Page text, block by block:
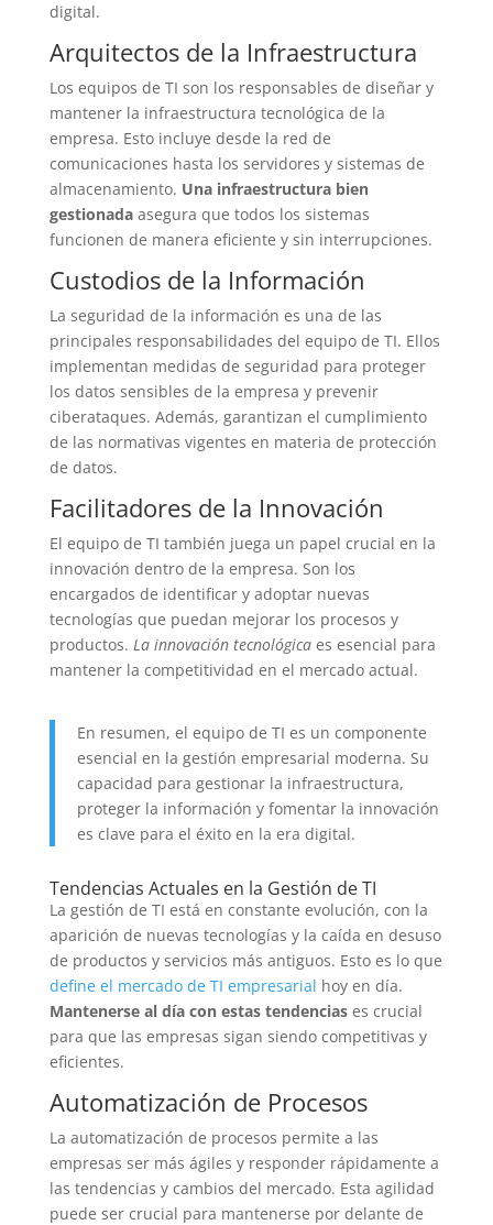
digital.
Arquitectos de la Infraestructura
Los equipos de TI son los responsables de diseñar y
mantener la infraestructura tecnológica de la
empresa. Esto incluye desde la red de
comunicaciones hasta los servidores y sistemas de
almacenamiento. Una infraestructura bien
gestionadaasegura que todos los sistemas
funcionen de manera eficiente y sin interrupciones.
Custodios de la Información
La seguridad de la información es una de las
principales responsabilidades del equipo de TI. Ellos
implementan medidas de seguridad para proteger
los datos sensibles de la empresa y prevenir
ciberataques. Además, garantizan el cumplimiento
de las normativas vigentes en materia de protección
de datos.
Facilitadores de la Innovación
El equipo de TI también juega un papel crucial en la
innovación dentro de la empresa. Son los
encargados de identificar y adoptar nuevas
tecnologías que puedan mejorar los procesos y
productos. La innovación tecnológicaes esencial para
mantener la competitividad en el mercado actual.
En resumen, el equipo de TI es un componente
esencial en la gestión empresarial moderna. Su
capacidad para gestionar la infraestructura,
proteger la información y fomentar la innovación
es clave para el éxito en la era digital.
Tendencias Actuales en la Gestión de TI
La gestión de TI está en constante evolución, con la
aparición de nuevas tecnologías y la caída en desuso
de productos y servicios más antiguos. Esto es lo que
define el mercado de TI empresarial hoy en día.
Mantenerse al día con estas tendenciases crucial
para que las empresas sigan siendo competitivas y
eficientes.
Automatización de Procesos
La automatización de procesos permite a las
empresas ser más ágiles y responder rápidamente a
las tendencias y cambios del mercado. Esta agilidad
puede ser crucial para mantenerse por delante de